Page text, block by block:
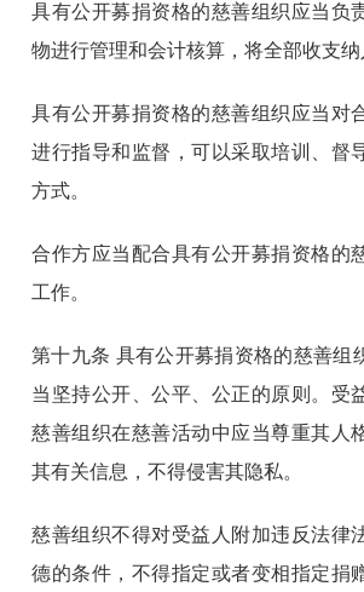
具有公开募捐资格的慈善组织应当负
物进行管理和会计核算，将全部收支纳
具有公开募捐资格的慈善组织应当对
进行指导和监督，可以采取培训、督
方式。
合作方应当配合具有公开募捐资格的
工作。
第十九条 具有公开募捐资格的慈善组
当坚持公开、公平、公正的原则。受
慈善组织在慈善活动中应当尊重其人
其有关信息，不得侵害其隐私。
慈善组织不得对受益人附加违反法律
德的条件，不得指定或者变相指定捐